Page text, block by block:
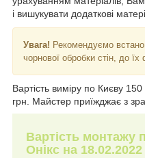
і вишукувати додаткові
Увага! Рекомендуємо
чорнової обробки стін, до їх
Вартість виміру по Києву
грн. Майстер приїжджає з
Вартість монтажу
Онікс на